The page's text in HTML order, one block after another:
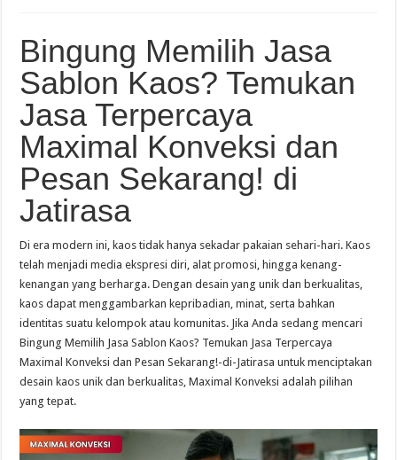
Bingung Memilih Jasa
Sablon Kaos? Temukan
Jasa Terpercaya
Maximal Konveksi dan
Pesan Sekarang! di
Jatirasa
Di era modern ini, kaos tidak hanya sekadar pakaian sehari-hari. Kaos
telah menjadi media ekspresi diri, alat promosi, hingga kenang-
kenangan yang berharga. Dengan desain yang unik dan berkualitas,
kaos dapat menggambarkan kepribadian, minat, serta bahkan
identitas suatu kelompok atau komunitas. Jika Anda sedang mencari
Bingung Memilih Jasa Sablon Kaos? Temukan Jasa Terpercaya
Maximal Konveksi dan Pesan Sekarang!-di-Jatirasa untuk menciptakan
desain kaos unik dan berkualitas, Maximal Konveksi adalah pilihan
yang tepat.